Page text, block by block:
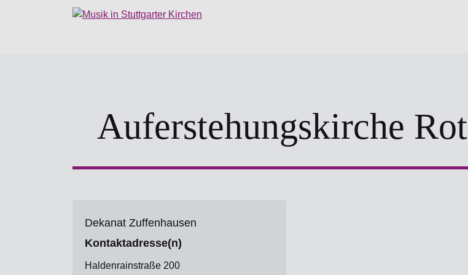
Auferstehungskirche Rot
Dekanat Zuffenhausen
Kontaktadresse(n)
Haldenrainstraße 200